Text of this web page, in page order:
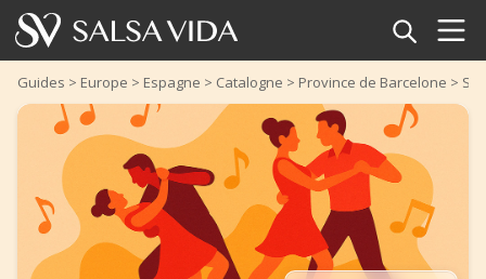
Accueil
Événements
Actualités
Articles
Guides > Europe > Espagne > Catalogne > Province de Barcelone >